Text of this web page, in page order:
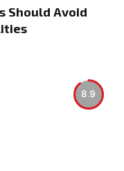
Should Avoid
8.9